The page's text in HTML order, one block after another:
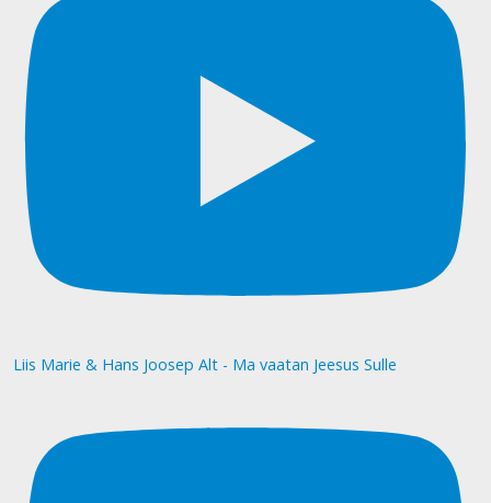
Liis Marie & Hans Joosep Alt - Ma vaatan Jeesus Sulle